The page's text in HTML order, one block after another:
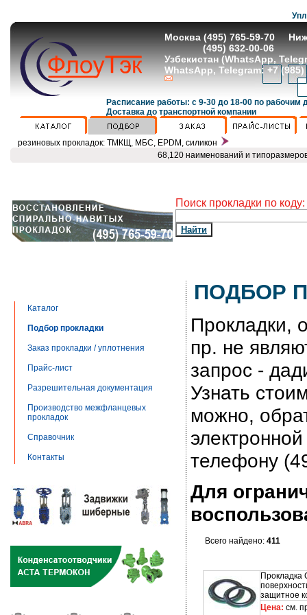
Расписание работы: с 9-30 до 18-00 по рабочим
Доставка до транспортной компании
Москва (495) 765-59-70
(495) 632-00-06
Узбекистан (WhatsApp,
WhatsApp, Telegram: +7
резиновых прокладок: ТМКЩ, МБС, EPDM, силикон
68,120 наименований и
Поиск прокладки по коду:
Каталог
Подбор прокладки
Заказ прокладки / уплотнения
Прайс-лист
Разрешительная документация
Производство межфланцевых
прокладок
Справочник
Контакты
ПОДБОР
Прокладки,
пр. не
запрос -
Узнать
можно,
телефону
Для
Всего найдено: 411
Прокладка
защитное
Цена: см.